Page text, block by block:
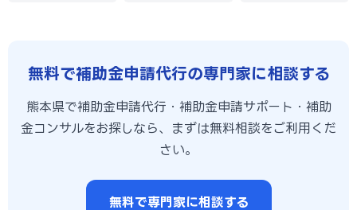
無料で補助金申請代行の専門家に相談する
熊本県で補助金申請代行・補助金申請サポート・補助
金コンサルをお探しなら、まずは無料相談をご利用くだ
さい。
無料で専門家に相談する